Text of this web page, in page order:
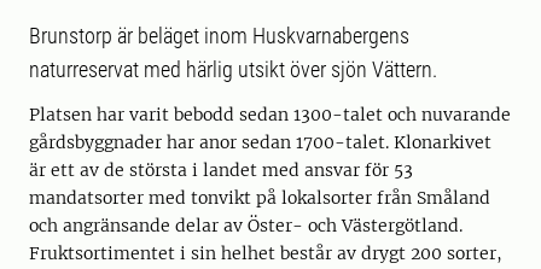
Brunstorp är beläget inom Huskvarnabergens
naturreservat med härlig utsikt över sjön Vättern.
Platsen har varit bebodd sedan 1300-talet och nuvarande
gårdsbyggnader har anor sedan 1700-talet. Klonarkivet
är ett av de största i landet med ansvar för 53
mandatsorter med tonvikt på lokalsorter från Småland
och angränsande delar av Öster- och Västergötland.
Fruktsortimentet i sin helhet består av drygt 200 sorter,